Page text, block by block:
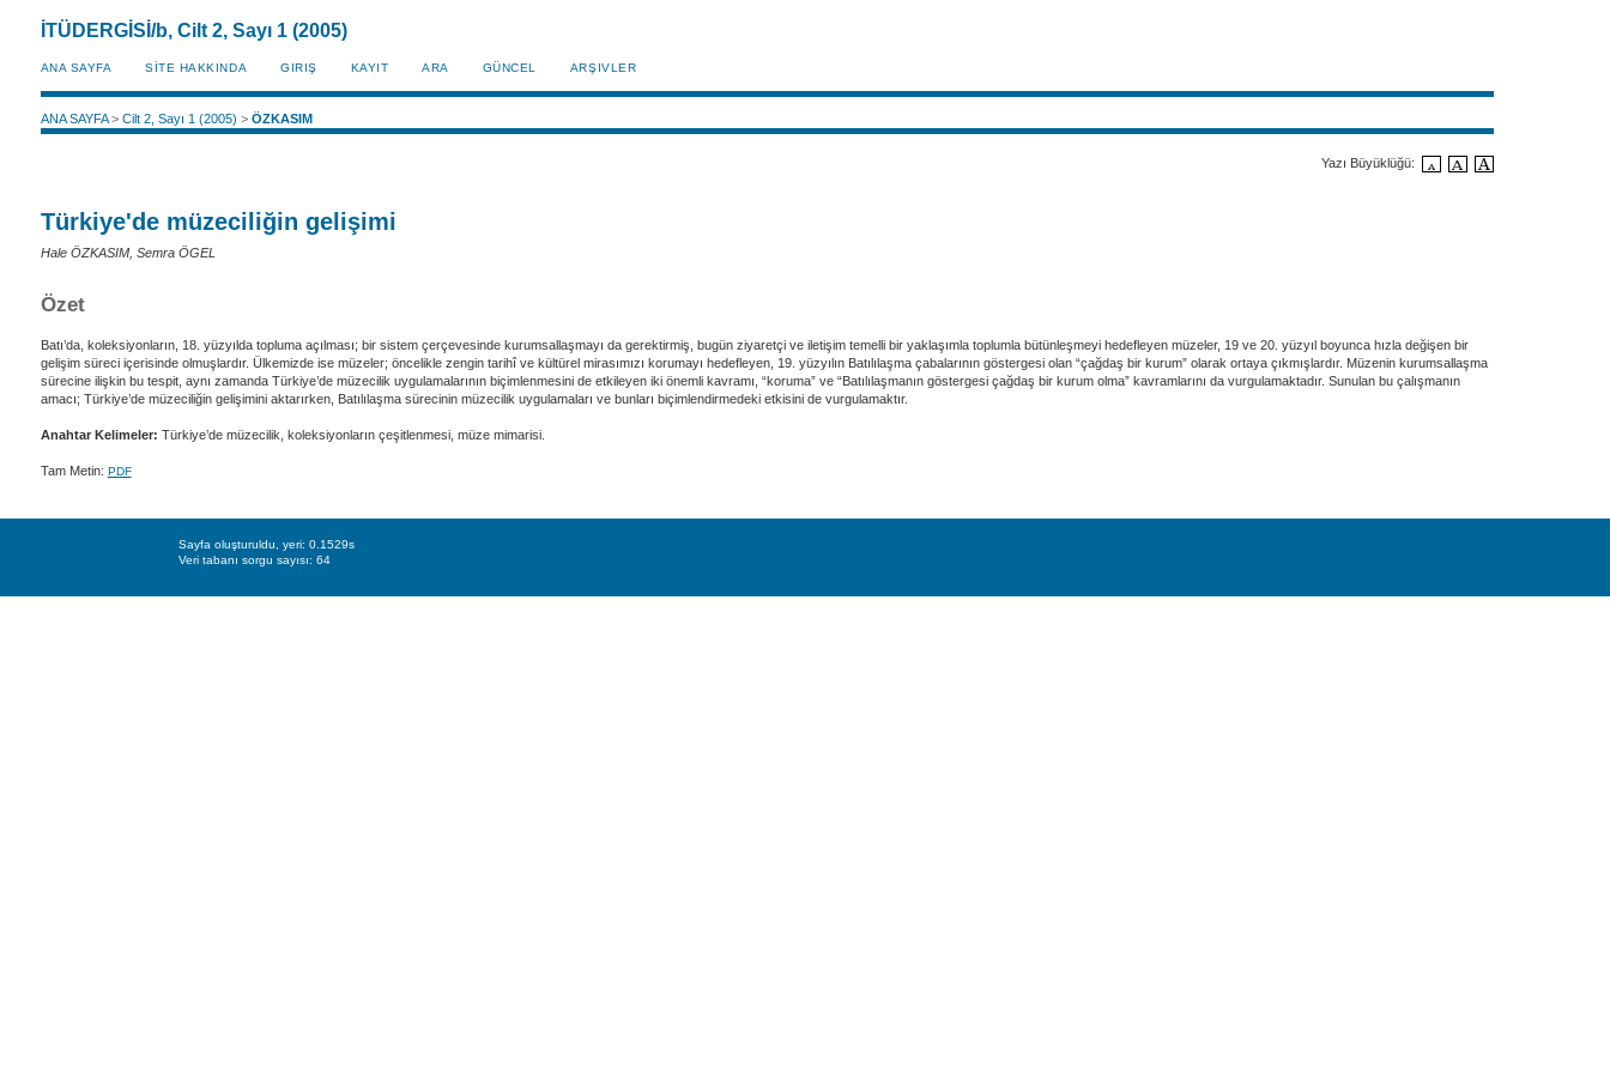
İTÜDERGİSİ/b, Cilt 2, Sayı 1 (2005)
ANA SAYFA SİTE HAKKINDA GIRIŞ KAYIT ARA GÜNCEL ARŞIVLER
ANA SAYFA> Cilt 2, Sayı 1 (2005) > ÖZKASIM
Yazı Büyüklüğü:
Türkiye'de müzeciliğin gelişimi
Hale ÖZKASIM, Semra ÖGEL
Özet
Batı’da, koleksiyonların, 18. yüzyılda topluma açılması; bir sistem çerçevesinde kurumsallaşmayı da gerektirmiş, bugün ziyaretçi ve iletişim temelli bir yaklaşımla toplumla bütünleşmeyi hedefleyen müzeler, 19 ve 20. yüzyıl boyunca hızla değişen bir
gelişim süreci içerisinde olmuşlardır. Ülkemizde ise müzeler; öncelikle zengin tarihî ve kültürel mirasımızı korumayı hedefleyen, 19. yüzyılın Batılılaşma çabalarının göstergesi olan “çağdaş bir kurum” olarak ortaya çıkmışlardır. Müzenin kurumsallaşma
sürecine ilişkin bu tespit, aynı zamanda Türkiye’de müzecilik uygulamalarının biçimlenmesini de etkileyen iki önemli kavramı, “koruma” ve “Batılılaşmanın göstergesi çağdaş bir kurum olma” kavramlarını da vurgulamaktadır. Sunulan bu çalışmanın
amacı; Türkiye’de müzeciliğin gelişimini aktarırken, Batılılaşma sürecinin müzecilik uygulamaları ve bunları biçimlendirmedeki etkisini de vurgulamaktır.
Anahtar Kelimeler: Türkiye’de müzecilik, koleksiyonların çeşitlenmesi, müze mimarisi.
Tam Metin: PDF
Sayfa oluşturuldu, yeri: 0.1529s
Veri tabanı sorgu sayısı: 64